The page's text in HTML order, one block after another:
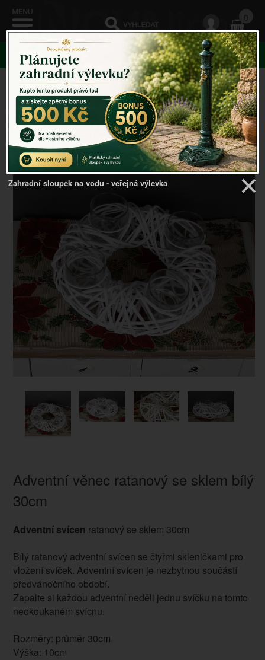
0
KATEGORIE
Venkovský domov ->Vánoční dekorace->Adventní
věnec ratanový se sklem bílý 30cm
Adventní věnec ratanový se sklem bílý
30cm
Adventní svícen ratanový se sklem 30cm
Bílý ratanový adventní svícen se čtyřmi skleničkami pro
vložení svíček. Adventní svícen je nezbytnou součástí
předvánočního období.
Zapalte si každou adventní neděli jednu svíčku na tomto
neokoukaném svícnu.
Rozměry: průměr 30cm
Výška: 10cm
Zahradní sloupek na vodu - veřejná výlevka